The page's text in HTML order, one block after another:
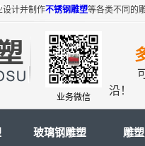
设计并制作不锈钢雕塑等各类不同的
业务微信
多
可靠
沿！
玻璃钢雕塑 雕